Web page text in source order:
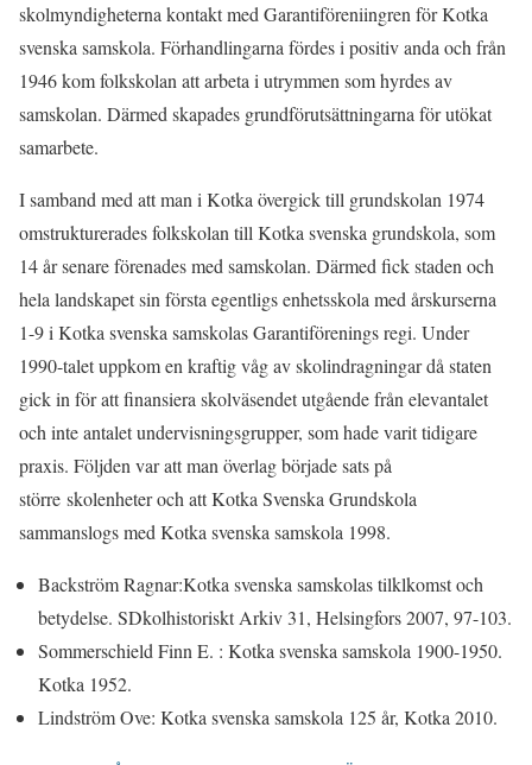
skolmyndigheterna kontakt med Garantiföreniingren för Kotka
svenska samskola. Förhandlingarna fördes i positiv anda och från
1946 kom folkskolan att arbeta i utrymmen som hyrdes av
samskolan. Därmed skapades grundförutsättningarna för utökat
samarbete.
I samband med att man i Kotka övergick till grundskolan 1974
omstrukturerades folkskolan till Kotka svenska grundskola, som
14 år senare förenades med samskolan. Därmed fick staden och
hela landskapet sin första egentligs enhetsskola med årskurserna
1-9 i Kotka svenska samskolas Garantiförenings regi. Under
1990-talet uppkom en kraftig våg av skolindragningar då staten
gick in för att finansiera skolväsendet utgående från elevantalet
och inte antalet undervisningsgrupper, som hade varit tidigare
praxis. Följden var att man överlag började sats på
större skolenheter och att Kotka Svenska Grundskola
sammanslogs med Kotka svenska samskola 1998.
Backström Ragnar:Kotka svenska samskolas tilklkomst och
betydelse. SDkolhistoriskt Arkiv 31, Helsingfors 2007, 97-103.
Sommerschield Finn E. : Kotka svenska samskola 1900-1950.
Kotka 1952.
Lindström Ove: Kotka svenska samskola 125 år, Kotka 2010.